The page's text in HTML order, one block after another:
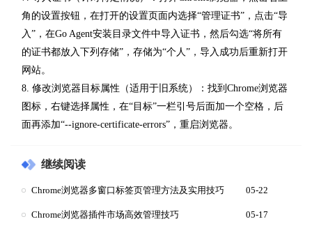
角的设置按钮，在打开的设置页面内选择“管理证书”，点击“导
入”，在Go Agent安装目录文件中导入证书，然后勾选“将所有
的证书都放入下列存储”，存储为“个人”，导入成功后重新打开
网站。
8. 修改浏览器目标属性（适用于旧系统）：找到Chrome浏览器
图标，右键选择属性，在“目标”一栏引号后面加一个空格，后
面再添加“--ignore-certificate-errors”，重启浏览器。
继续阅读
Chrome浏览器多窗口标签页管理方法及实用技巧 05-22
Chrome浏览器插件市场高效管理技巧 05-17